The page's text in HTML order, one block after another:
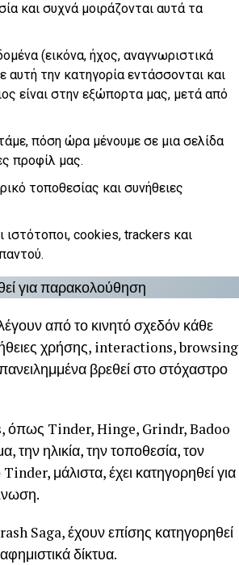
και συχνά μοιράζονται αυτά τα
(εικόνα, ήχος, αναγνωριστικά
την κατηγορία εντάσσονται και
είναι στην εξώπορτα μας, μετά από
πόση ώρα μένουμε σε μια σελίδα
προφίλ μας.
τοποθεσίας και συνήθειες
ιστότοποι, cookies, trackers και
για παρακολούθηση
από το κινητό σχεδόν κάθε
χρήσης, interactions, browsing
βρεθεί στο στόχαστρο
όπως Tinder, Hinge, Grindr, Badoo
ηλικία, την τοποθεσία, τον
μάλιστα, έχει κατηγορηθεί για
Saga, έχουν επίσης κατηγορηθεί
δίκτυα.